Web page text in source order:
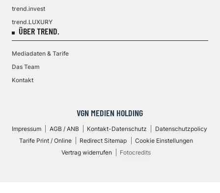
trend.invest
trend.LUXURY
ÜBER TREND.
Mediadaten & Tarife
Das Team
Kontakt
VGN MEDIEN HOLDING
Impressum AGB / ANB Kontakt-Datenschutz
Datenschutzpolicy
Tarife Print / Online
Redirect Sitemap
Cookie Einstellungen
Vertrag widerrufen
Fotocredits